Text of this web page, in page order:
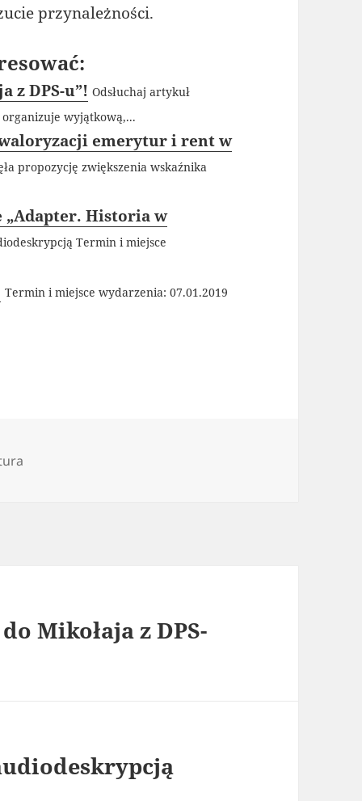
przynależności.
z DPS-u”! Odsłuchaj artykuł
organizuje wyjątkową,...
emerytur i rent w
propozycję zwiększenia wskaźnika
Historia w
Termin i miejsce
Termin i miejsce wydarzenia: 07.01.2019
Mikołaja z DPS-